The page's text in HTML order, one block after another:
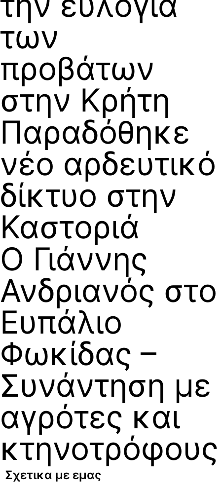
των
προβάτων
στην Κρήτη
Παραδόθηκε
νέο αρδευτικό
δίκτυο στην
Καστοριά
Ο Γιάννης
Ανδριανός στο
Ευπάλιο
Φωκίδας –
Συνάντηση με
αγρότες και
κτηνοτρόφους
Σχετικα με εμας